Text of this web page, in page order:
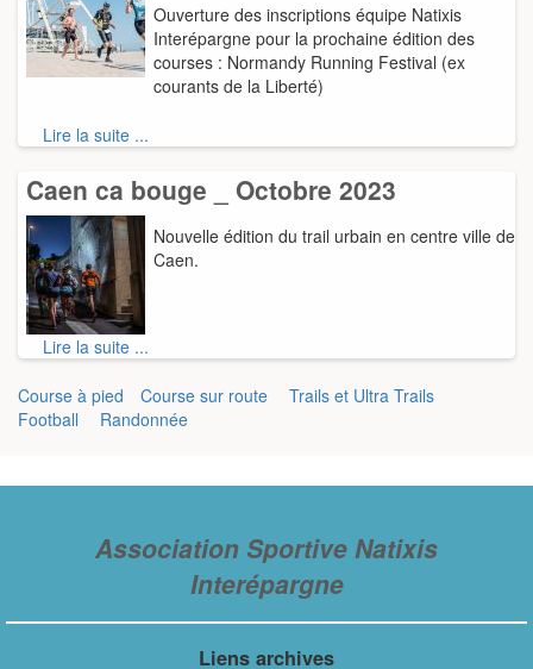
Ouverture des inscriptions équipe Natixis
Interépargne pour la prochaine édition des
courses : Normandy Running Festival (ex
courants de la Liberté)
Lire la suite ...
Caen ca bouge _ Octobre 2023
Nouvelle édition du trail urbain en centre ville de
Caen.
Lire la suite ...
Course à pied Course sur route
Trails et Ultra Trails
Football
Randonnée
Association Sportive Natixis
Interépargne
Liens archives